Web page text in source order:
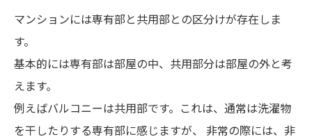
マンションには専有部と共用部との区分けが存在しま
す。
基本的には専有部は部屋の中、共用部分は部屋の外と考
えます。
例えばバルコニーは共用部です。これは、通常は洗濯物
を干したりする専有部に感じますが、 非常の際には、非